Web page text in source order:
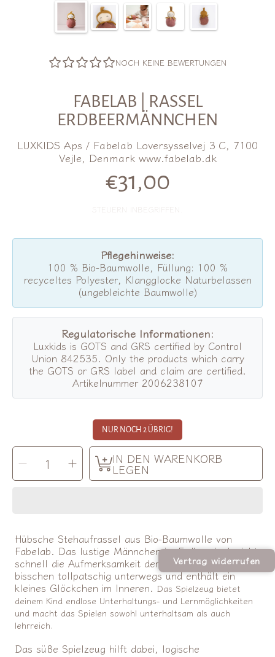
NOCH KEINE BEWERTUNGEN
FABELAB | RASSEL
ERDBEERMÄNNCHEN
LUXKIDS Aps / Fabelab Loversysselvej 3 C, 7100
Vejle, Denmark www.fabelab.dk
Normalpreis
€31,00
Pflegehinweise:
100 % Bio-Baumwolle, Füllung: 100 %
recyceltes Polyester, Klangglocke Naturbelassen
(ungebleichte Baumwolle)
Regulatorische Informationen:
Luxkids is GOTS and GRS certified by Control
Union 842535. Only the products which carry
the GOTS or GRS label and claim are certified.
Artikelnummer 2006238107
NUR NOCH 2 ÜBRIG!
MENGE
AUSWÄHLEN
Menge
für
Fabelab
|
Menge
für
Fabelab
|
IN DEN WARENKORB
LEGEN
Hübsche Stehaufrassel aus Bio-Baumwolle von
Fabelab. Das lustige Männchen im Erdbeerlook zieht
schnell die Aufmerksamkeit der Kinder an. Es ist ein
bisschen tollpatschig unterwegs und enthält ein
kleines Glöckchen im Inneren. Das Spielzeug bietet
deinem Kind endlose Unterhaltungs- und Lernmöglichkeiten
und macht das Spielen sowohl unterhaltsam als auch
lehrreich.
Das süße Spielzeug hilft dabei, logische
Vertrag widerrufen